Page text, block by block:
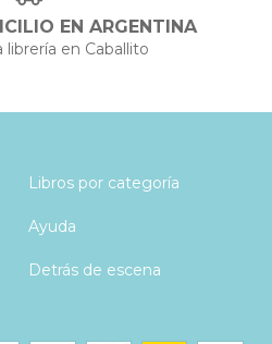
EN ARGENTINA
librería en Caballito
Libros por categoría
Ayuda
Detrás de escena